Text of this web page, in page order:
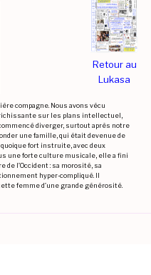
Retour au
Lukasa
compagne. Nous avons vécu
sur les plans intellectuel,
diverger, surtout après notre
une famille, qui était devenue de
fort instruite, avec deux
une forte culture musicale, elle a fini
de l’Occident : sa morosité, sa
hyper-compliqué. Il
femme d’une grande générosité.